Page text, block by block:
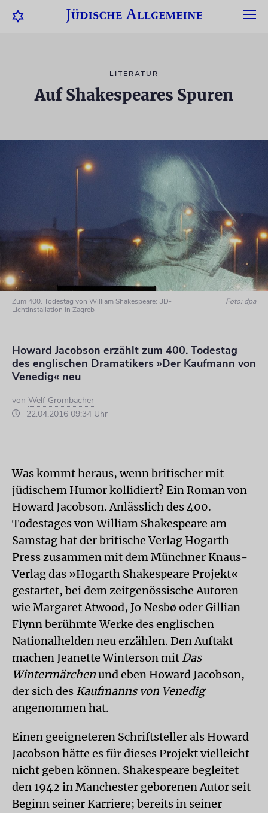
LITERATUR
Auf Shakespeares Spuren
Zum 400. Todestag von William Shakespeare: 3D-
Lichtinstallation in Zagreb
Foto: dpa
Howard Jacobson erzählt zum 400. Todestag
des englischen Dramatikers »Der Kaufmann von
Venedig« neu
von Welf Grombacher
22.04.2016 09:34 Uhr
Was kommt heraus, wenn britischer mit
jüdischem Humor kollidiert? Ein Roman von
Howard Jacobson. Anlässlich des 400.
Todestages von William Shakespeare am
Samstag hat der britische Verlag Hogarth
Press zusammen mit dem Münchner Knaus-
Verlag das »Hogarth Shakespeare Projekt«
gestartet, bei dem zeitgenössische Autoren
wie Margaret Atwood, Jo Nesbø oder Gillian
Flynn berühmte Werke des englischen
Nationalhelden neu erzählen. Den Auftakt
machen Jeanette Winterson mit Das
Wintermärchenund eben Howard Jacobson,
der sich des Kaufmanns von Venedig
angenommen hat.
Einen geeigneteren Schriftsteller als Howard
Jacobson hätte es für dieses Projekt vielleicht
nicht geben können. Shakespeare begleitet
den 1942 in Manchester geborenen Autor seit
Beginn seiner Karriere; bereits in seiner